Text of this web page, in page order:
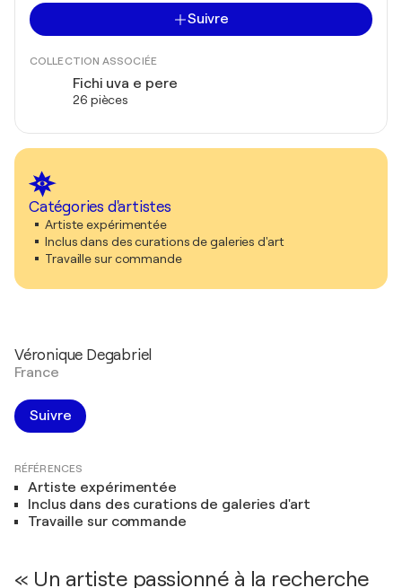
Suivre
COLLECTION ASSOCIÉE
Fichi uva e pere
26 pièces
Catégories d'artistes
Artiste expérimentée
Inclus dans des curations de galeries d'art
Travaille sur commande
Véronique Degabriel
France
Suivre
RÉFÉRENCES
Artiste expérimentée
Inclus dans des curations de galeries d'art
Travaille sur commande
« Un artiste passionné à la recherche